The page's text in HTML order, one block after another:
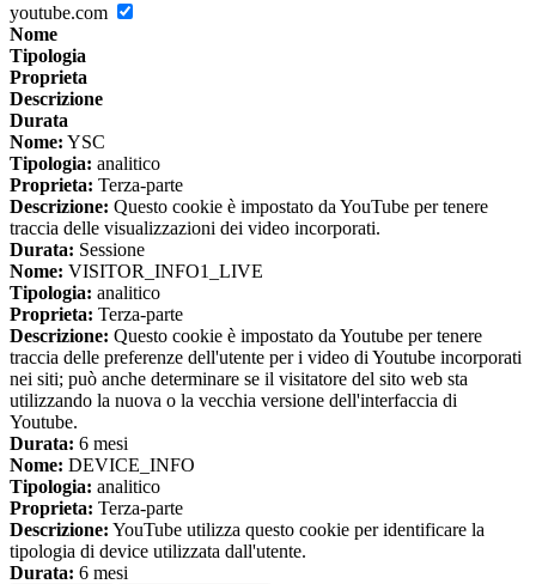
youtube.com
Nome
Tipologia
Proprieta
Descrizione
Durata
Nome: YSC
Tipologia: analitico
Proprieta: Terza-parte
Descrizione: Questo cookie è impostato da YouTube per tenere
traccia delle visualizzazioni dei video incorporati.
Durata: Sessione
Nome: VISITOR_INFO1_LIVE
Tipologia: analitico
Proprieta: Terza-parte
Descrizione: Questo cookie è impostato da Youtube per tenere
traccia delle preferenze dell'utente per i video di Youtube incorporati
nei siti; può anche determinare se il visitatore del sito web sta
utilizzando la nuova o la vecchia versione dell'interfaccia di
Youtube.
Durata: 6 mesi
Nome: DEVICE_INFO
Tipologia: analitico
Proprieta: Terza-parte
Descrizione: YouTube utilizza questo cookie per identificare la
tipologia di device utilizzata dall'utente.
Durata: 6 mesi